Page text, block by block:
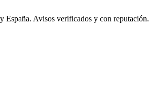
España. Avisos verificados y con reputación.